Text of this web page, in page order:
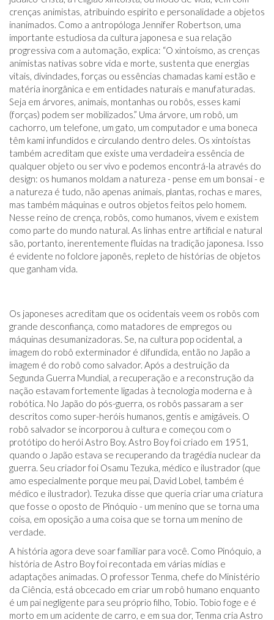
crenças animistas, atribuindo espírito e personalidade a objetos
inanimados. Como a antropóloga Jennifer Robertson, uma
importante estudiosa da cultura japonesa e sua relação
progressiva com a automação, explica: “O xintoísmo, as crenças
animistas nativas sobre vida e morte, sustenta que energias
vitais, divindades, forças ou essências chamadas kami estão e
matéria inorgânica e em entidades naturais e manufaturadas.
Seja em árvores, animais, montanhas ou robôs, esses kami
(forças) podem ser mobilizados.” Uma árvore, um robô, um
cachorro, um telefone, um gato, um computador e uma boneca
têm kami infundidos e circulando dentro deles. Os xintoístas
também acreditam que existe uma verdadeira essência de
qualquer objeto ou ser vivo e podemos encontrá-la através do
design: os humanos moldam a natureza - pense em um bonsai - e
a natureza é tudo, não apenas animais, plantas, rochas e mares,
mas também máquinas e outros objetos feitos pelo homem.
Nesse reino de crença, robôs, como humanos, vivem e existem
como parte do mundo natural. As linhas entre artificial e natural
são, portanto, inerentemente fluidas na tradição japonesa. Isso
é evidente no folclore japonês, repleto de histórias de objetos
que ganham vida.
Os japoneses acreditam que os ocidentais veem os robôs com
grande desconfiança, como matadores de empregos ou
máquinas desumanizadoras. Se, na cultura pop ocidental, a
imagem do robô exterminador é difundida, então no Japão a
imagem é do robô como salvador. Após a destruição da
Segunda Guerra Mundial, a recuperação e a reconstrução da
nação estavam fortemente ligadas à tecnologia moderna e à
robótica. No Japão do pós-guerra, os robôs passaram a ser
descritos como super-heróis humanos, gentis e amigáveis. O
robô salvador se incorporou à cultura e começou com o
protótipo do herói Astro Boy. Astro Boy foi criado em 1951,
quando o Japão estava se recuperando da tragédia nuclear da
guerra. Seu criador foi Osamu Tezuka, médico e ilustrador (que
amo especialmente porque meu pai, David Lobel, também é
médico e ilustrador). Tezuka disse que queria criar uma criatura
que fosse o oposto de Pinóquio - um menino que se torna uma
coisa, em oposição a uma coisa que se torna um menino de
verdade.
A história agora deve soar familiar para você. Como Pinóquio, a
história de Astro Boy foi recontada em várias mídias e
adaptações animadas. O professor Tenma, chefe do Ministério
da Ciência, está obcecado em criar um robô humano enquanto
é um pai negligente para seu próprio filho, Tobio. Tobio foge e é
morto em um acidente de carro, e em sua dor, Tenma cria Astro